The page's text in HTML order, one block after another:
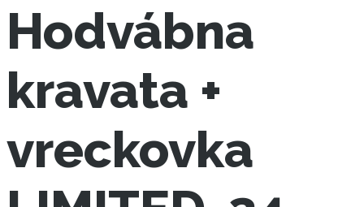
Hodvábna
kravata +
vreckovka